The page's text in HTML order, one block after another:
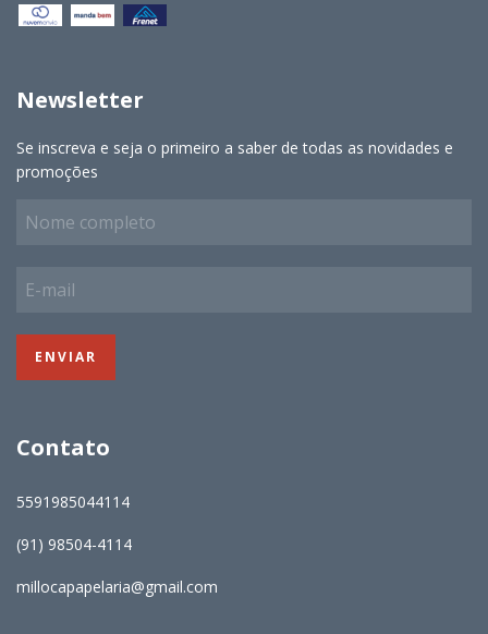
Newsletter
Se inscreva e seja o primeiro a saber de todas as novidades e
promoções
Contato
5591985044114
(91) 98504-4114
millocapapelaria@gmail.com